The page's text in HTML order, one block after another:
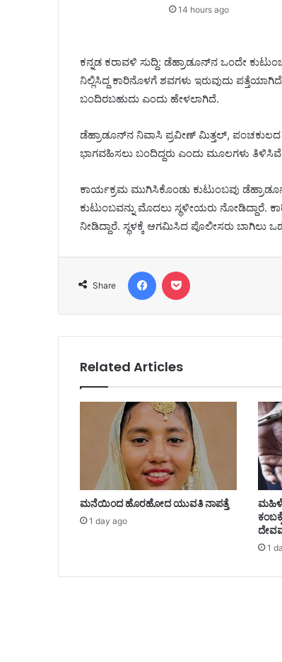
14 hours ago
ಕನ್ನಡ ಕರಾವಳಿ ಸುದ್ದಿ: ಡೆಹ್ರಾಡೂನ್‌ನ ಒಂದೇ
ನಿಲ್ಲಿಸಿದ್ದ ಕಾರಿನೊಳಗೆ ಶವಗಳು ಇರುವುದು
ಬಂದಿರಬಹುದು ಎಂದು ಹೇಳಲಾಗಿದೆ.
ಡೆಹ್ರಾಡೂನ್‌ನ ನಿವಾಸಿ ಪ್ರವೀಣ್ ಮಿತ್ತಲ್‌, ಪಂಚಕುಲದ
ಭಾಗವಹಿಸಲು ಬಂದಿದ್ದರು ಎಂದು ಮೂಲಗಳು
ಕಾರ್ಯಕ್ರಮ ಮುಗಿಸಿಕೊಂಡು ಕುಟುಂಬವು
ಕುಟುಂಬವನ್ನು ಮೊದಲು ಸ್ಥಳೀಯರು ನೋಡಿದ್ದಾರೆ.
ನೀಡಿದ್ದಾರೆ. ಸ್ಥಳಕ್ಕೆ ಆಗಮಿಸಿದ ಪೊಲೀಸರು ಬಾಗಿಲು
Share
Facebook
Related Articles
ಮನೆಯಿಂದ ಹೊರಹೋದ ಯುವತಿ ನಾಪತ್ತೆ
1 day ago
1